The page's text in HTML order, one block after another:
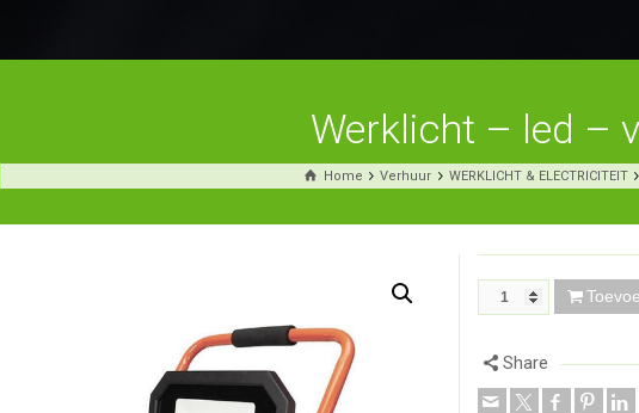
Werklicht – led –
Home Verhuur WERKLICHT & ELECTRICITEIT
Share